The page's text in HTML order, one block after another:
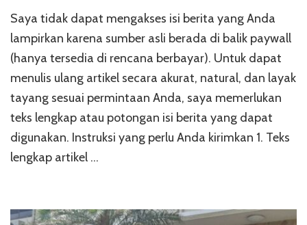
Saya tidak dapat mengakses isi berita yang Anda
lampirkan karena sumber asli berada di balik paywall
(hanya tersedia di rencana berbayar). Untuk dapat
menulis ulang artikel secara akurat, natural, dan layak
tayang sesuai permintaan Anda, saya memerlukan
teks lengkap atau potongan isi berita yang dapat
digunakan. Instruksi yang perlu Anda kirimkan 1. Teks
lengkap artikel …